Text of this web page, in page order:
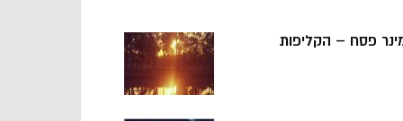
פסח – הקליפות